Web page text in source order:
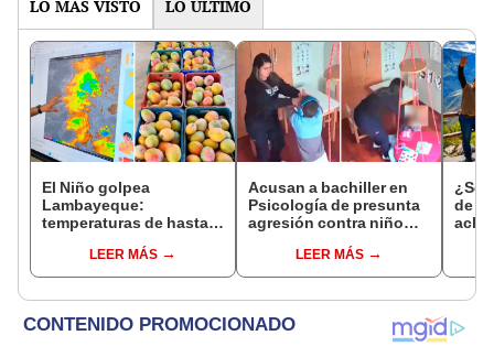
LO MÁS VISTO LO ÚLTIMO
El Niño golpea
Lambayeque:
temperaturas de hasta
producción de mango y
palta
LEER MÁS
Acusan a bachiller en
Psicología de presunta
agresión contra niño
cámaras captan el
hecho
LEER MÁS
¿Se
de